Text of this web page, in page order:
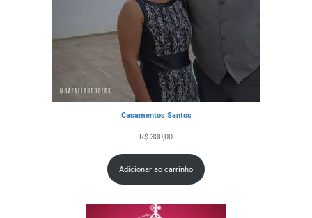
Casamentos Santos
R$ 300,00
Adicionar ao carrinho